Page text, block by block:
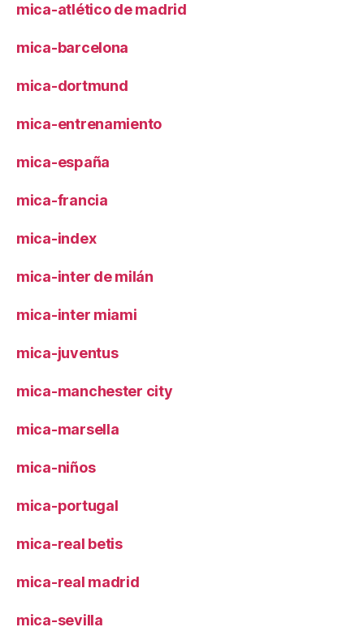
mica-atlético de madrid
mica-barcelona
mica-dortmund
mica-entrenamiento
mica-españa
mica-francia
mica-index
mica-inter de milán
mica-inter miami
mica-juventus
mica-manchester city
mica-marsella
mica-niños
mica-portugal
mica-real betis
mica-real madrid
mica-sevilla